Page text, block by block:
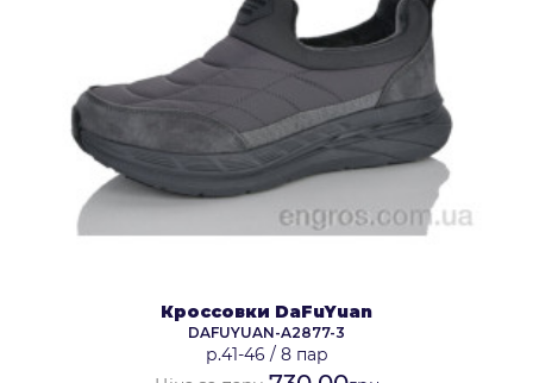
Кроссовки DaFuYuan
DAFUYUAN-A2877-3
р.41-46 / 8 пар